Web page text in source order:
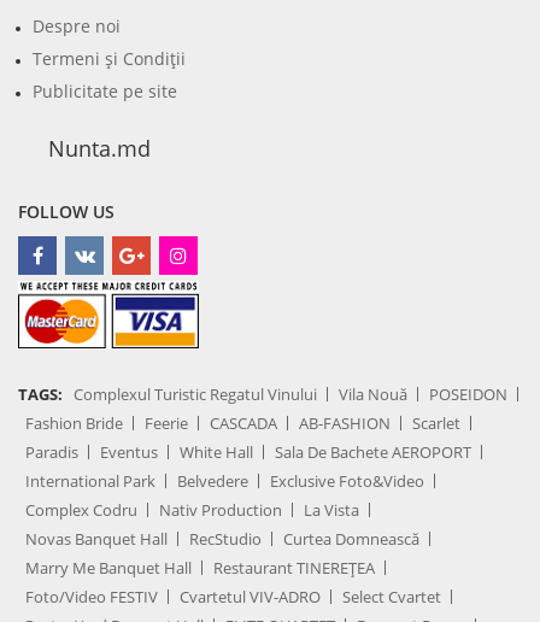
Despre noi
Termeni şi Condiţii
Publicitate pe site
Nunta.md
FOLLOW US
TAGS: Complexul Turistic Regatul Vinului Vila Nouă
POSEIDON
Fashion Bride
Feerie CASCADA AB-FASHION
Scarlet
Paradis
Eventus White Hall
Sala De Bachete AEROPORT
International Park
Belvedere
Exclusive Foto&Video
Complex Codru
Nativ Production
La Vista
Novas Banquet Hall
RecStudio
Curtea Domnească
Marry Me Banquet Hall
Restaurant TINEREȚEA
Foto/Video FESTIV
Cvartetul VIV-ADRO
Select Cvartet